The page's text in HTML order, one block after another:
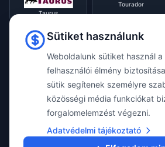
Taurus
Tourador
Tracmax
Triangle
Viking
Vredestein
Sütiket használunk
Weboldalunk sütiket használ
felhasználói élmény
sütik segítenek személyre
közösségi média funkciókat
forgalomelemzést végezni.
Adatvédelmi tájékoztató